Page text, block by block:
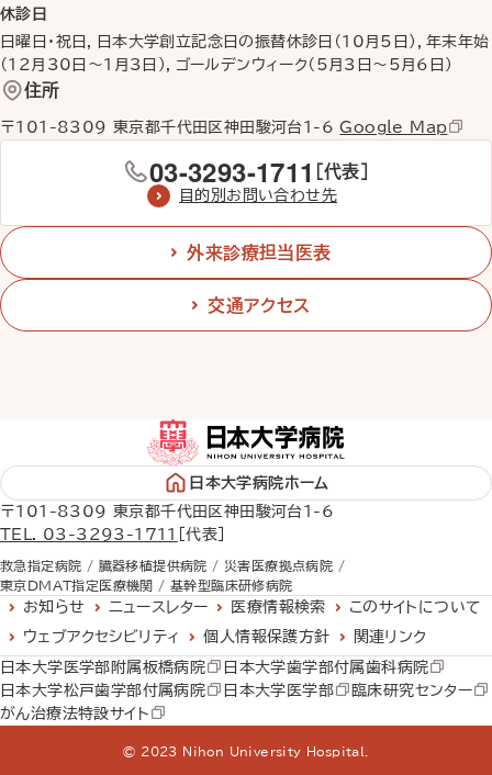
休診日
日曜日・祝日，日本大学創立記念日の振替休診日（10月5日），年末年始
（12月30日〜1月3日），ゴールデンウィーク（5月3日〜5月6日）
住所
〒101-8309 東京都千代田区神田駿河台1-6Google Map
03-3293-1711 ［代表］
目的別お問い合わせ先
外来診療担当医表
交通アクセス
日本大学病院ホーム
〒101-8309 東京都千代田区神田駿河台1-6
TEL. 03-3293-1711
［代表］
救急指定病院 / 臓器移植提供病院 / 災害医療拠点病院 /
東京DMAT指定医療機関 / 基幹型臨床研修病院
お知らせ ニュースレター 医療情報検索
このサイトについて
ウェブアクセシビリティ
個人情報保護方針
関連リンク
日本大学医学部附属板橋病院
日本大学歯学部付属歯科病院
日本大学松戸歯学部付属病院
日本大学医学部
臨床研究センター
がん治療法特設サイト
© 2023 Nihon University Hospital.